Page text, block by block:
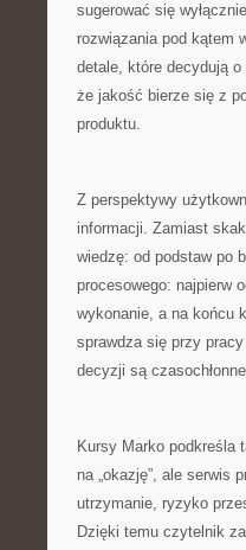
sugerować się
rozwiązania pod kątem
detale, które decydują o
że jakość bierze się z
produktu.
Z perspektywy
informacji. Zamiast
wiedzę: od podstaw po
procesowego: najpierw
wykonanie, a na końcu
sprawdza się przy
decyzji są
Kursy Marko podkreśla
na „okazję”, ale serwis
utrzymanie, ryzyko
Dzięki temu czytelnik